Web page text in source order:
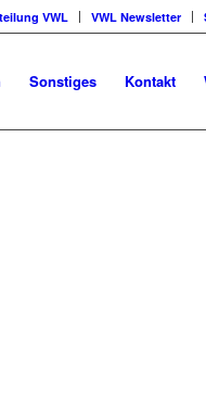
VWL VWL Newsletter
Sonstiges Kontakt